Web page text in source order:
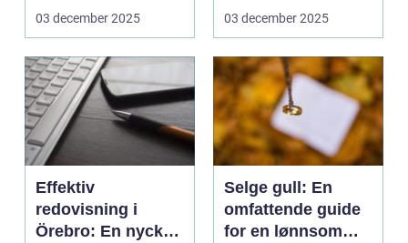
Många ...
03 december 2025 03 december 2025
Effektiv
redovisning i
Örebro: En nyckel
Selge gull: En
omfattende guide
for en lønnsom